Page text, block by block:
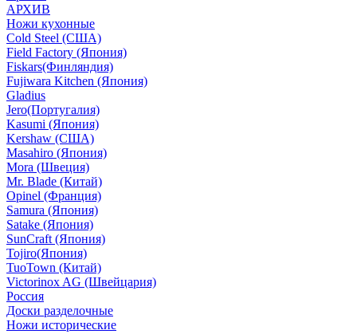
АРХИВ
Ножи кухонные
Cold Steel (США)
Field Factory (Япония)
Fiskars(Финляндия)
Fujiwara Kitchen (Япония)
Gladius
Jero(Португалия)
Kasumi (Япония)
Kershaw (США)
Masahiro (Япония)
Mora (Швеция)
Mr. Blade (Китай)
Opinel (Франция)
Samura (Япония)
Satake (Япония)
SunCraft (Япония)
Tojiro(Япония)
TuoTown (Китай)
Victorinox AG (Швейцария)
Россия
Доски разделочные
Ножи исторические